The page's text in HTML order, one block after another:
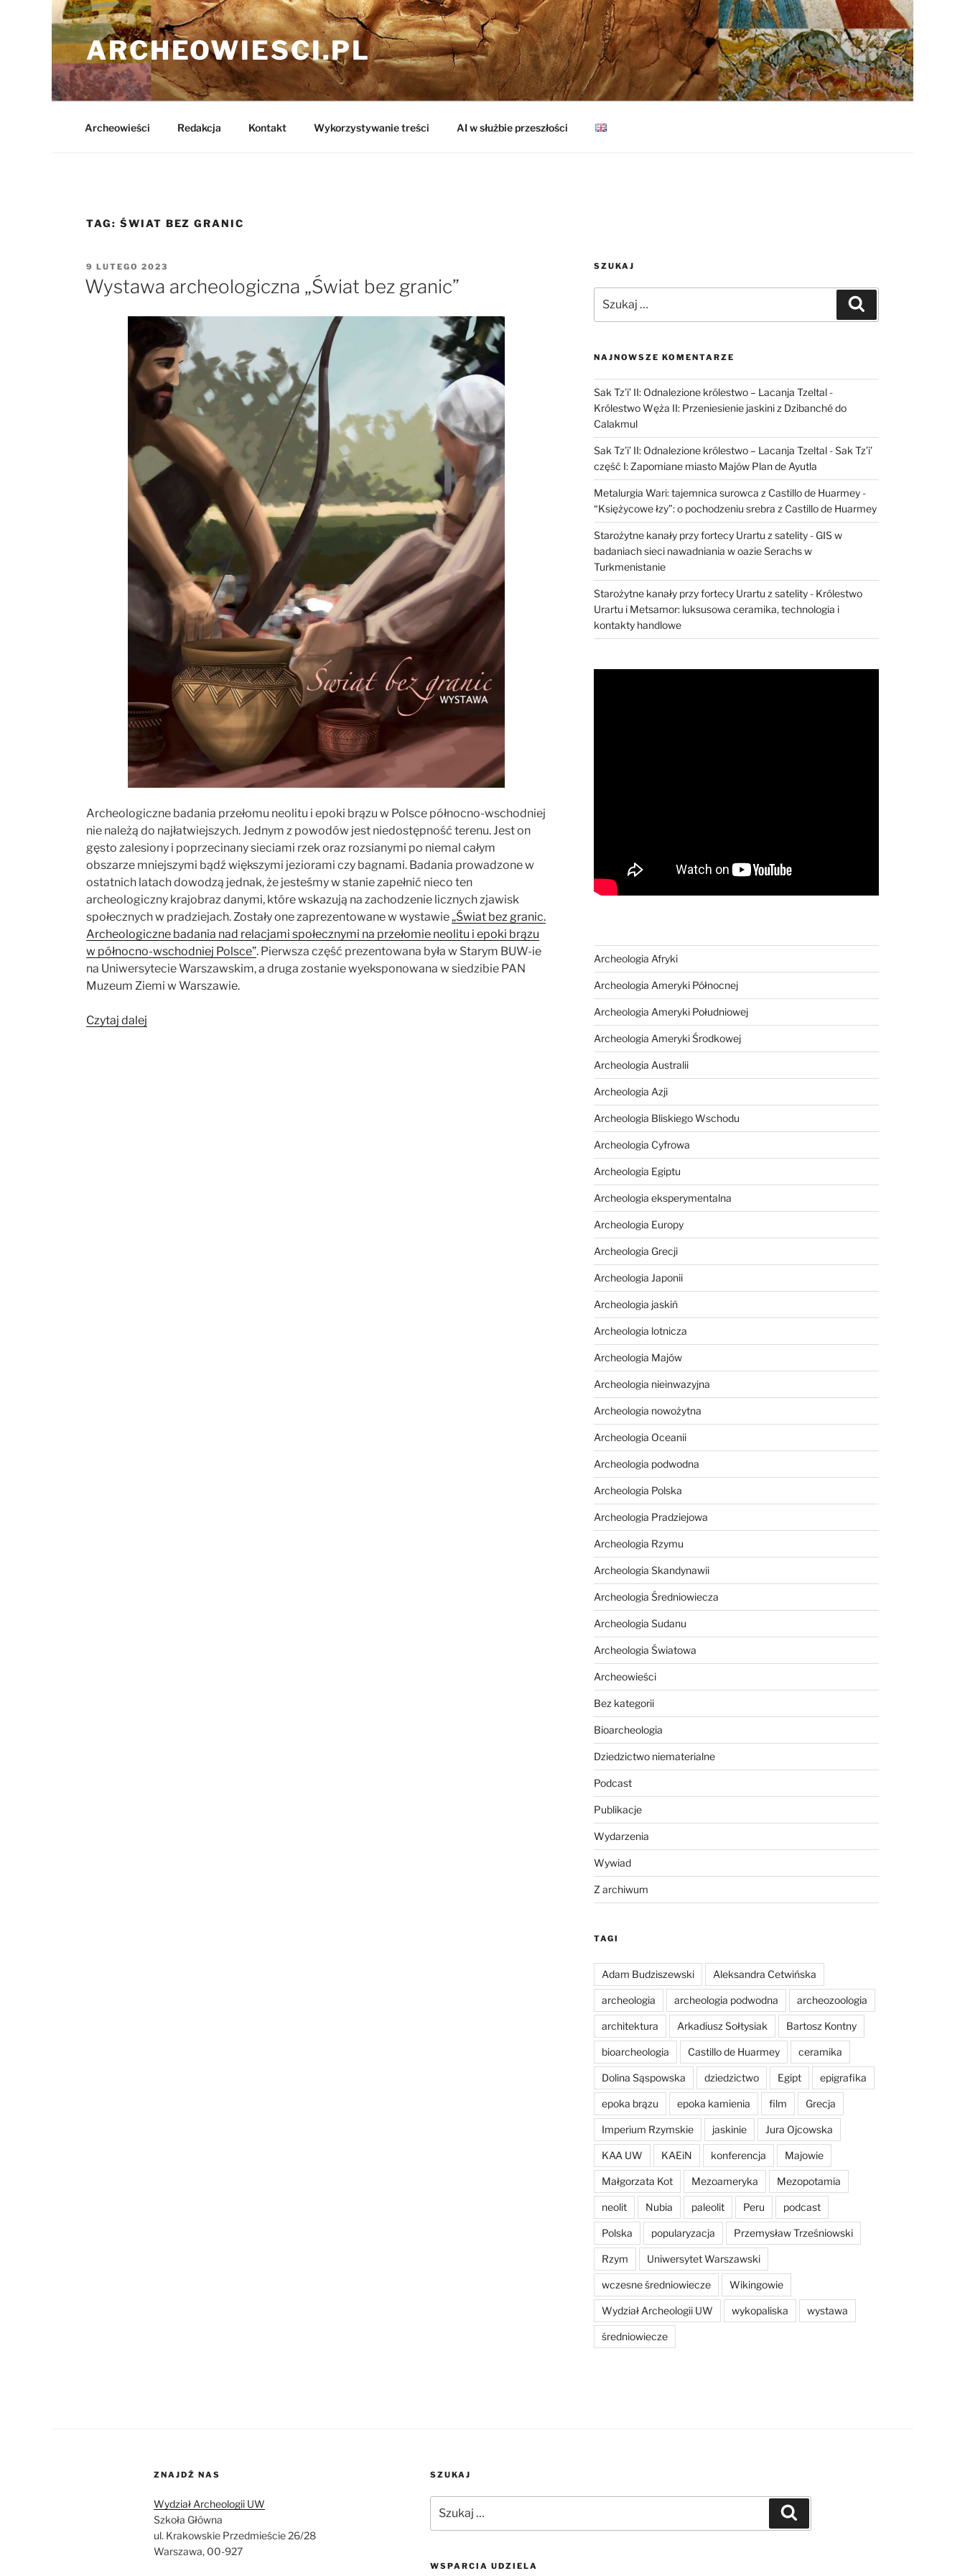
Przejdź
do
treści ARCHEOWIESCI.PL
Archeowieści Redakcja Kontakt Wykorzystywanie treści AI w służbie przeszłości
TAG: ŚWIAT BEZ GRANIC
OPUBLIKOWANE
W
9 LUTEGO 2023
Wystawa archeologiczna „Świat bez granic”
Archeologiczne badania przełomu neolitu i epoki brązu w Polsce północno-wschodniej
nie należą do najłatwiejszych. Jednym z powodów jest niedostępność terenu. Jest on
gęsto zalesiony i poprzecinany sieciami rzek oraz rozsianymi po niemal całym
obszarze mniejszymi bądź większymi jeziorami czy bagnami. Badania prowadzone w
ostatnich latach dowodzą jednak, że jesteśmy w stanie zapełnić nieco ten
archeologiczny krajobraz danymi, które wskazują na zachodzenie licznych zjawisk
społecznych w pradziejach. Zostały one zaprezentowane w wystawie „Świat bez granic.
Archeologiczne badania nad relacjami społecznymi na przełomie neolitu i epoki brązu
w północno-wschodniej Polsce”. Pierwsza część prezentowana była w Starym BUW-ie
na Uniwersytecie Warszawskim, a druga zostanie wyeksponowana w siedzibie PAN
Muzeum Ziemi w Warszawie.
Czytaj dalej
SZUKAJ
NAJNOWSZE KOMENTARZE
Sak Tz’i’ II: Odnalezione królestwo – Lacanja Tzeltal-
Królestwo Węża II: Przeniesienie jaskini z Dzibanché do
Calakmul
Sak Tz’i’ II: Odnalezione królestwo – Lacanja Tzeltal-Sak Tz’i’
część I: Zapomiane miasto Majów Plan de Ayutla
Metalurgia Wari: tajemnica surowca z Castillo de Huarmey-
“Księżycowe łzy”: o pochodzeniu srebra z Castillo de Huarmey
Starożytne kanały przy fortecy Urartu z satelity- GIS w
badaniach sieci nawadniania w oazie Serachs w
Turkmenistanie
Starożytne kanały przy fortecy Urartu z satelity- Królestwo
Urartu i Metsamor: luksusowa ceramika, technologia i
kontakty handlowe
Archeologia Afryki
Archeologia Ameryki Północnej
Archeologia Ameryki Południowej
Archeologia Ameryki Środkowej
Archeologia Australii
Archeologia Azji
Archeologia Bliskiego Wschodu
Archeologia Cyfrowa
Archeologia Egiptu
Archeologia eksperymentalna
Archeologia Europy
Archeologia Grecji
Archeologia Japonii
Archeologia jaskiń
Archeologia lotnicza
Archeologia Majów
Archeologia nieinwazyjna
Archeologia nowożytna
Archeologia Oceanii
Archeologia podwodna
Archeologia Polska
Archeologia Pradziejowa
Archeologia Rzymu
Archeologia Skandynawii
Archeologia Średniowiecza
Archeologia Sudanu
Archeologia Światowa
Archeowieści
Bez kategorii
Bioarcheologia
Dziedzictwo niematerialne
Podcast
Publikacje
Wydarzenia
Wywiad
Z archiwum
TAGI
Adam Budziszewski Aleksandra Cetwińska
archeologia archeologia podwodna archeozoologia
architektura Arkadiusz Sołtysiak Bartosz Kontny
bioarcheologia Castillo de Huarmey ceramika
Dolina Sąspowska dziedzictwo Egipt epigrafika
epoka brązu epoka kamienia film Grecja
Imperium Rzymskie jaskinie Jura Ojcowska
KAA UW KAEiN konferencja Majowie
Małgorzata Kot Mezoameryka Mezopotamia
neolit Nubia paleolit Peru podcast
Polska popularyzacja Przemysław Trześniowski
Rzym Uniwersytet Warszawski
wczesne średniowiecze Wikingowie
Wydział Archeologii UW wykopaliska wystawa
średniowiecze
ZNAJDŹ NAS
Wydział Archeologii UW
Szkoła Główna
ul. Krakowskie Przedmieście 26/28
Warszawa, 00-927
SZUKAJ
WSPARCIA UDZIELA